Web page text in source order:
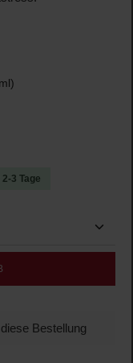
Sternen
3 Tage
Wert ein
Bestellung